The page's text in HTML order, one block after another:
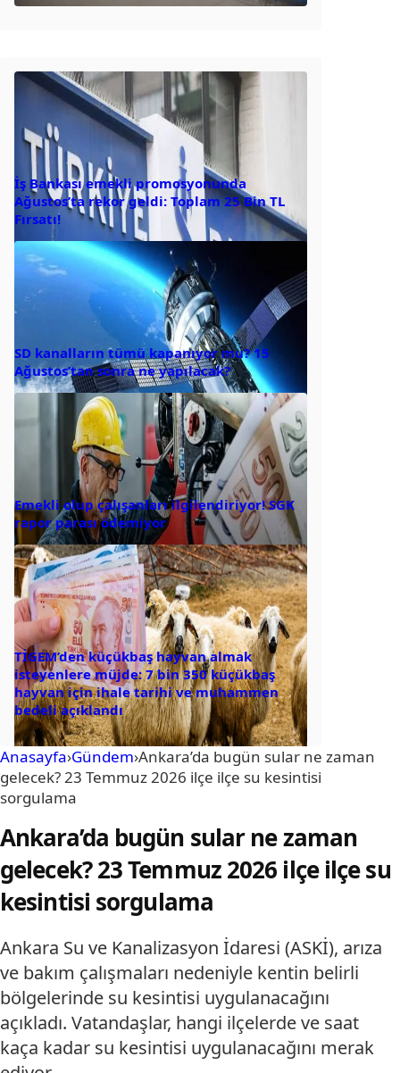
İş Bankası emekli promosyonunda
Ağustos’ta rekor geldi: Toplam 25 Bin TL
Fırsatı!
SD kanalların tümü kapanıyor mu? 15
Ağustos’tan sonra ne yapılacak?
Emekli olup çalışanları ilgilendiriyor! SGK
rapor parası ödemiyor
TİGEM’den küçükbaş hayvan almak
isteyenlere müjde: 7 bin 350 küçükbaş
hayvan için ihale tarihi ve muhammen
bedeli açıklandı
Anasayfa›Gündem›Ankara’da bugün sular ne zaman
gelecek? 23 Temmuz 2026 ilçe ilçe su kesintisi
sorgulama
Ankara’da bugün sular ne zaman
gelecek? 23 Temmuz 2026 ilçe ilçe su
kesintisi sorgulama
Ankara Su ve Kanalizasyon İdaresi (ASKİ), arıza
ve bakım çalışmaları nedeniyle kentin belirli
bölgelerinde su kesintisi uygulanacağını
açıkladı. Vatandaşlar, hangi ilçelerde ve saat
kaça kadar su kesintisi uygulanacağını merak